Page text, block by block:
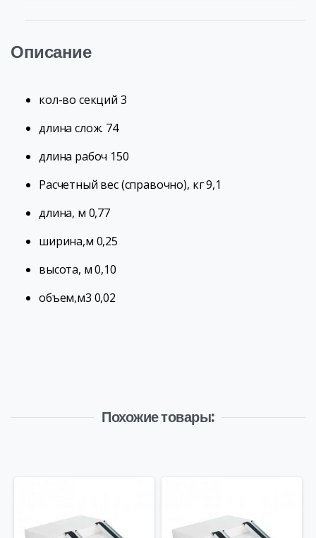
Описание
кол-во секций 3
длина слож. 74
длина рабоч 150
Расчетный вес (справочно), кг 9,1
длина, м 0,77
ширина,м 0,25
высота, м 0,10
объем,м3 0,02
Похожие товары: